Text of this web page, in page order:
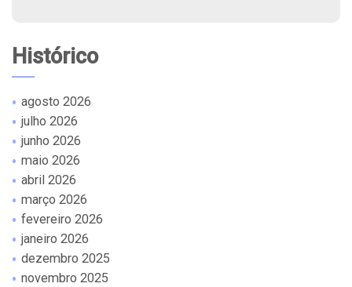
Histórico
agosto 2026
julho 2026
junho 2026
maio 2026
abril 2026
março 2026
fevereiro 2026
janeiro 2026
dezembro 2025
novembro 2025